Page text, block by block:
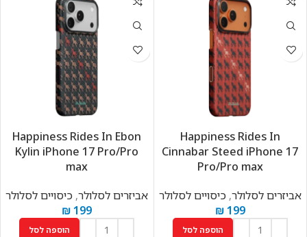
Happiness Rides In
Cinnabar Steed iPhone 17
Pro/Pro max
אביזרים לסלולר,כיסויים לסלולר
₪199
הוספה לסל
Happiness Rides In Ebon
Kylin iPhone 17 Pro/Pro
max
אביזרים לסלולר, כיסויים לסלולר
₪199
הוספה לסל